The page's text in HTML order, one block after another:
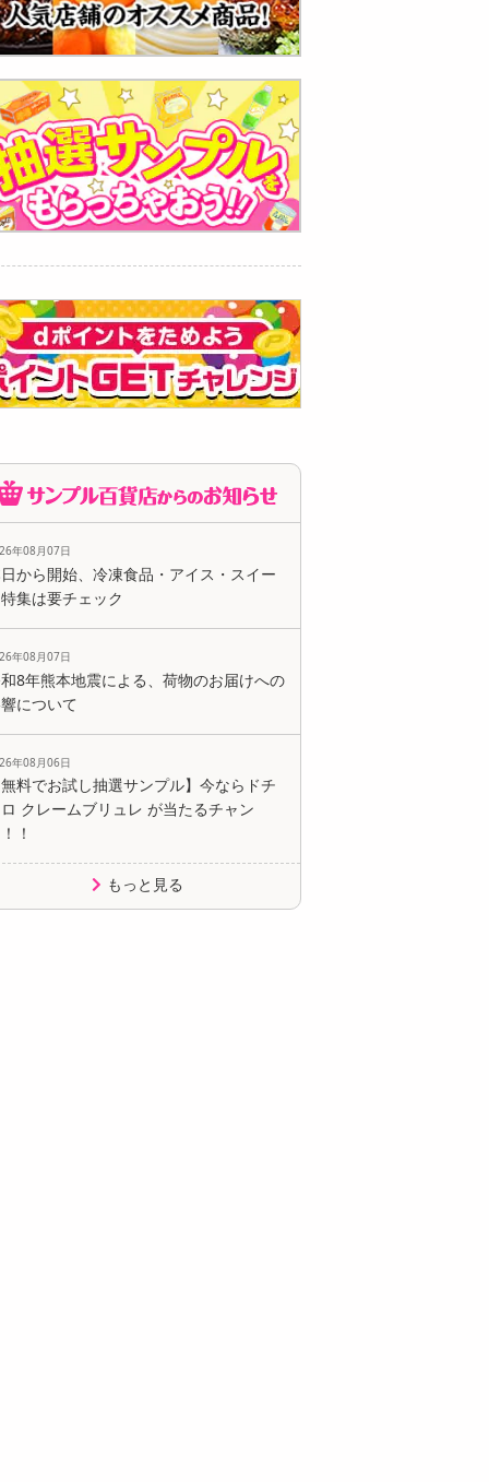
年08月07日
から開始、冷凍食品・アイス・スイー
集は要チェック
年08月07日
8年熊本地震による、荷物のお届けへの
について
年08月06日
料でお試し抽選サンプル】今ならドチ
クレームブリュレ が当たるチャン
！
もっと見る